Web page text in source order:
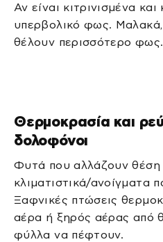
Αν είναι κιτρινισμένα
υπερβολικό φως.
θέλουν περισσότερο φως.
Θερμοκρασία και
δολοφόνοι
Φυτά που αλλάζουν θέση
κλιματιστικά/
Ξαφνικές πτώσεις
αέρα ή ξηρός αέρας από
φύλλα να πέφτουν.